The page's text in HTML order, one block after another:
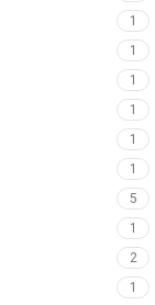
1
1
1
1
1
1
5
1
2
1